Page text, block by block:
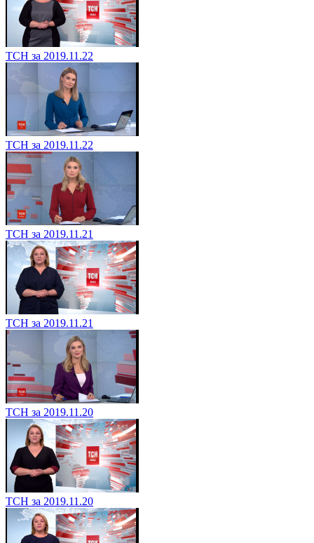
ТСН за 2019.11.22
ТСН за 2019.11.22
ТСН за 2019.11.21
ТСН за 2019.11.21
ТСН за 2019.11.20
ТСН за 2019.11.20